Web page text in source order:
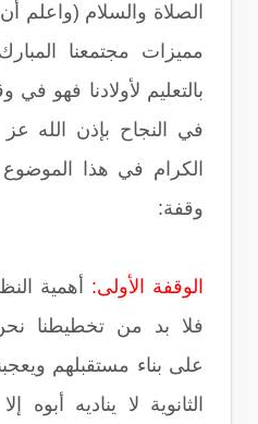
الصلاة والسلام
مميزات مجتمعنا
بالتعليم لأولادنا فهو
في النجاح بإذن الله عز
وقفة:
الوقفة الأولى: أهمية
فلا بد من تخطيطنا
على بناء مستقبلهم
الثانوية لا يناديه أبوه